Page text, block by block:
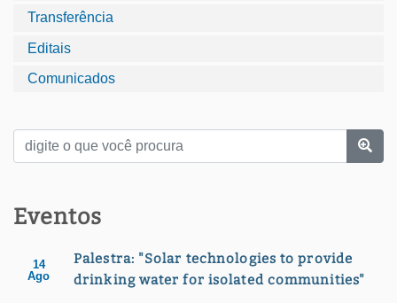
Transferência
Editais
Comunicados
Eventos
14
Ago
Palestra: "Solar technologies to provide
drinking water for isolated communities"